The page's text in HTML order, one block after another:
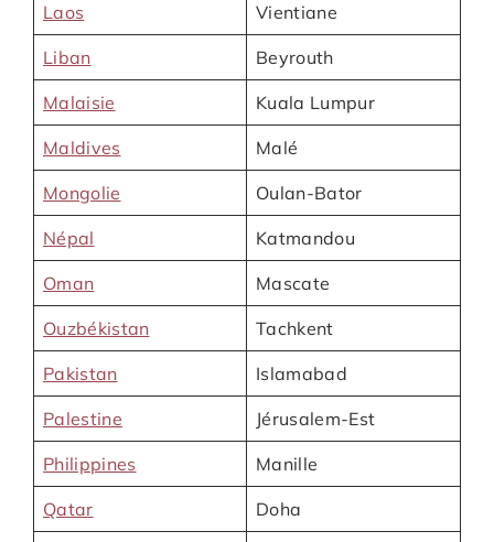
Laos Vientiane
Liban Beyrouth
Malaisie Kuala Lumpur
Maldives Malé
Mongolie Oulan-Bator
Népal Katmandou
Oman Mascate
Ouzbékistan Tachkent
Pakistan Islamabad
Palestine Jérusalem-Est
Philippines Manille
Qatar Doha